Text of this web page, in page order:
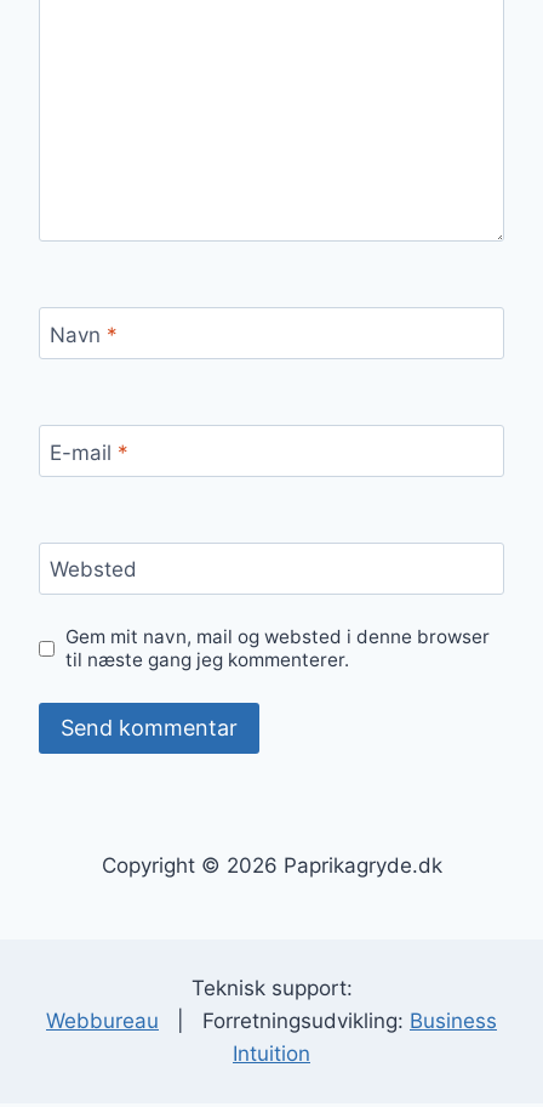
Navn *
E-mail *
Websted
Gem mit navn, mail og websted i denne browser
til næste gang jeg kommenterer.
Copyright © 2026 Paprikagryde.dk
Teknisk support:
Webbureau | Forretningsudvikling: Business
Intuition